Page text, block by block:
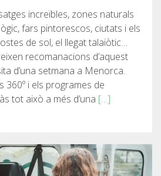
increïbles, zones naturals
fars pintorescos, ciutats i els
de sol, el llegat talaiòtic…
recomanacions d’aquest
d’una setmana a Menorca.
360º i els programes de
tot això a més d’una […]